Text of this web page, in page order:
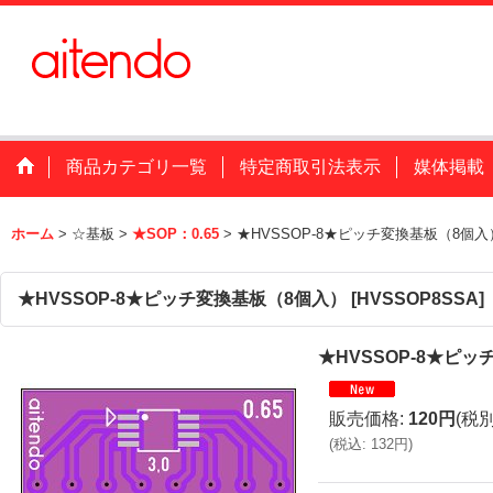
商品カテゴリ一覧 特定商取引法表示 媒体掲載
ホーム > ☆基板 > ★SOP：0.65 > ★HVSSOP-8★ピッチ変換基板（8個入
★HVSSOP-8★ピッチ変換基板（8個入） [HVSSOP8SSA]
★HVSSOP-8★ピッ
販売価格: 120円 (税
(税込: 132円)